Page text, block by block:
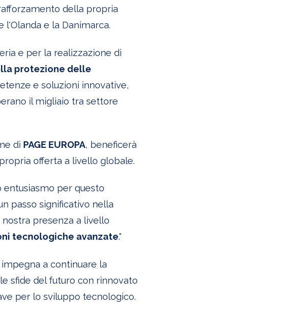
della propria
e la Danimarca.
e per la realizzazione di
protezione delle
e soluzioni innovative,
il migliaio tra settore
di PAGE EUROPA, beneficerà
offerta a livello globale.
entusiasmo per questo
passo significativo nella
presenza a livello
tecnologiche avanzate."
a continuare la
sfide del futuro con rinnovato
per lo sviluppo tecnologico.